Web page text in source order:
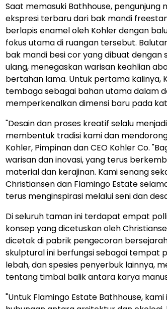
Saat memasuki Bathhouse, pengunjung
ekspresi terbaru dari bak mandi
berlapis enamel oleh Kohler dengan
fokus utama di ruangan tersebut.
bak mandi besi cor yang dibuat dengan
ulang, menegaskan warisan keahlian
bertahan lama. Untuk pertama kalinya,
tembaga sebagai bahan utama dalam
memperkenalkan dimensi baru pada
"Desain dan proses kreatif selalu
membentuk tradisi kami dan
Kohler, Pimpinan dan CEO Kohler Co.
warisan dan inovasi, yang terus
material dan kerajinan. Kami senang
Christiansen dan Flamingo Estate
terus menginspirasi melalui seni dan
Di seluruh taman ini terdapat empat
konsep yang dicetuskan oleh
dicetak di pabrik pengecoran
skulptural ini berfungsi sebagai tempat
lebah, dan spesies penyerbuk lainnya,
tentang timbal balik antara karya
"Untuk Flamingo Estate Bathhouse,